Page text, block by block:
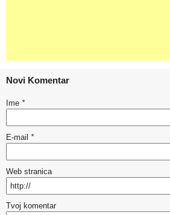
Novi Komentar
Ime *
E-mail *
Web stranica
Tvoj komentar